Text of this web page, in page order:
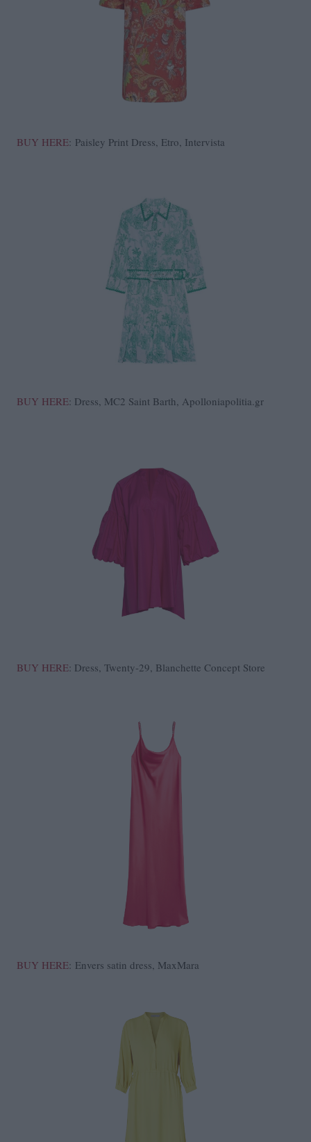
BUY HERE: Paisley Print Dress, Etro, Intervista
BUY HERE: Dress, MC2 Saint Barth, Apolloniapolitia.gr
BUY HERE: Dress, Twenty-29, Blanchette Concept Store
BUY HERE: Envers satin dress, MaxMara